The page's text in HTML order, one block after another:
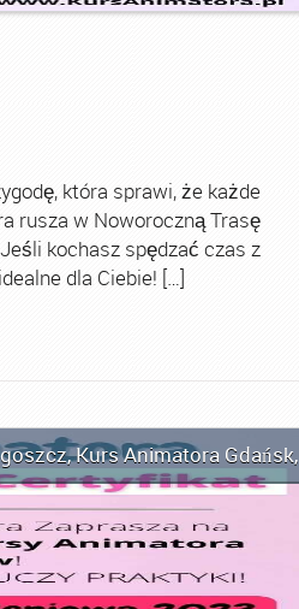
która sprawi, że każde
rusza w Noworoczną Trasę
kochasz spędzać czas z
dla Ciebie! […]
,Kurs Animatora Gdańsk,